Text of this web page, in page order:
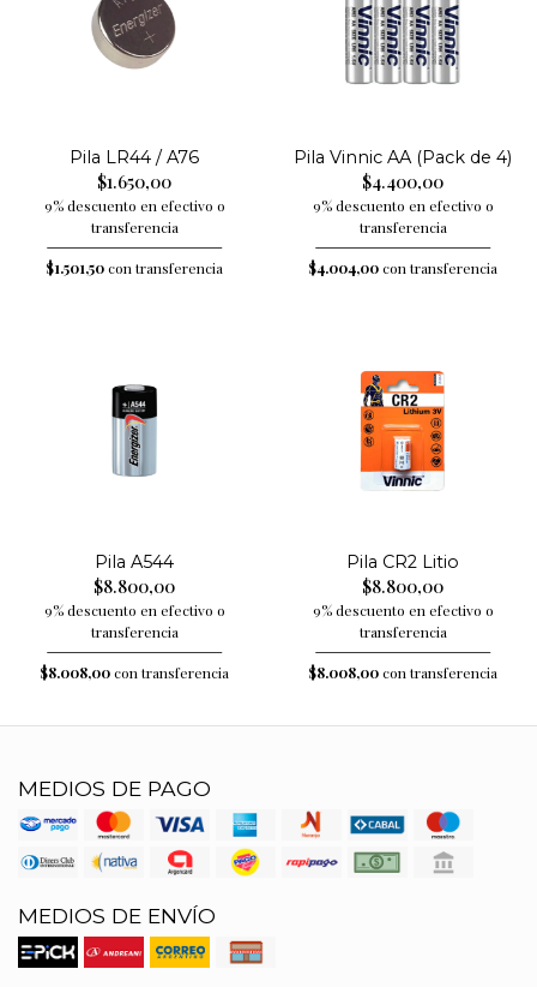
Pila LR44 / A76
$1.650,00
9% descuento en efectivo o
transferencia
$1.501,50con transferencia
Pila Vinnic AA (Pack de 4)
$4.400,00
9% descuento en efectivo o
transferencia
$4.004,00con transferencia
Pila A544
$8.800,00
9% descuento en efectivo o
transferencia
$8.008,00con transferencia
Pila CR2 Litio
$8.800,00
9% descuento en efectivo o
transferencia
$8.008,00con transferencia
MEDIOS DE PAGO
MEDIOS DE ENVÍO